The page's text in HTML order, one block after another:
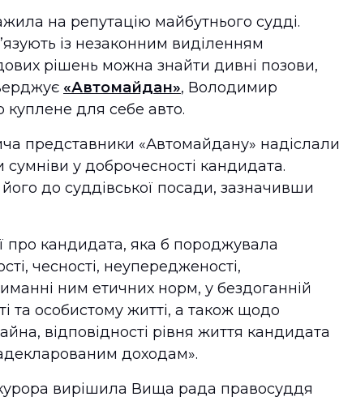
на репутацію майбутнього судді.
із незаконним виділенням
рішень можна знайти дивні позови,
«Автомайдан», Володимир
для себе авто.
представники «Автомайдану» надіслали
у доброчесності кандидата.
до суддівської посади, зазначивши
про кандидата, яка б породжувала
чесності, неупередженості,
ним етичних норм, у бездоганній
та особистому житті, а також щодо
відповідності рівня життя кандидата
доходам».
вирішила Вища рада правосуддя